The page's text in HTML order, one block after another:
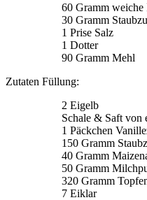
60 Gramm weiche
30 Gramm
1 Prise Salz
1 Dotter
90 Gramm Mehl
Zutaten Füllung:
2 Eigelb
Schale & Saft von
1 Päckchen
150 Gramm
40 Gramm
50 Gramm
320 Gramm
7 Eiklar